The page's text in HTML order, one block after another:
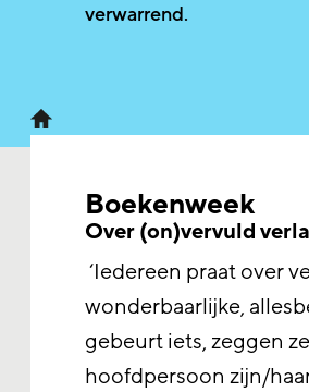
verwarrend.
Boekenweek
Over (on)vervuld
‘Iedereen praat over
wonderbaarlijke,
gebeurt iets, zeggen
hoofdpersoon zijn/